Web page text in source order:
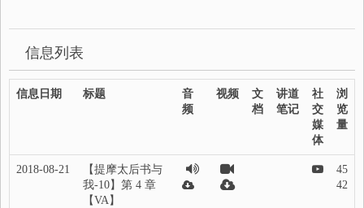
信息列表
信息日期 标题
音
频
视频
文
档
讲道
笔记
社
交
媒
体
浏
览
量
2018-08-21
【提摩太后书与
我-10】第 4 章
【VA】
45
42